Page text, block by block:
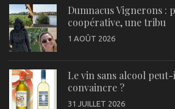
Dumnacus Vignerons :
coopérative, une tribu
1 AOÛT 2026
Le vin sans alcool
convaincre ?
31 JUILLET 2026